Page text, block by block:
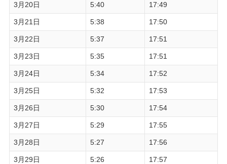
3月20日 5:40 17:49
3月21日 5:38 17:50
3月22日 5:37 17:51
3月23日 5:35 17:51
3月24日 5:34 17:52
3月25日 5:32 17:53
3月26日 5:30 17:54
3月27日 5:29 17:55
3月28日 5:27 17:56
3月29日 5:26 17:57